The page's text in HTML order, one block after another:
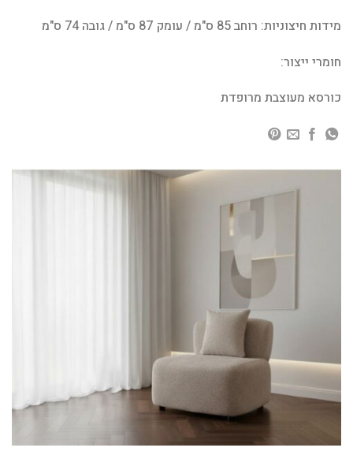
מידות חיצוניות: רוחב 85 ס"מ / עומק 87 ס"מ / גובה 74 ס"מ
חומרי ייצור:
כורסא מעוצבת מרופדת